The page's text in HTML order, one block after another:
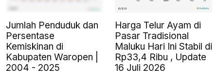
Jumlah Penduduk dan
Persentase
Kemiskinan di
Kabupaten Waropen |
2004 - 2025
Harga Telur Ayam di
Pasar Tradisional
Maluku Hari Ini Stabil di
Rp33,4 Ribu , Update
16 Juli 2026